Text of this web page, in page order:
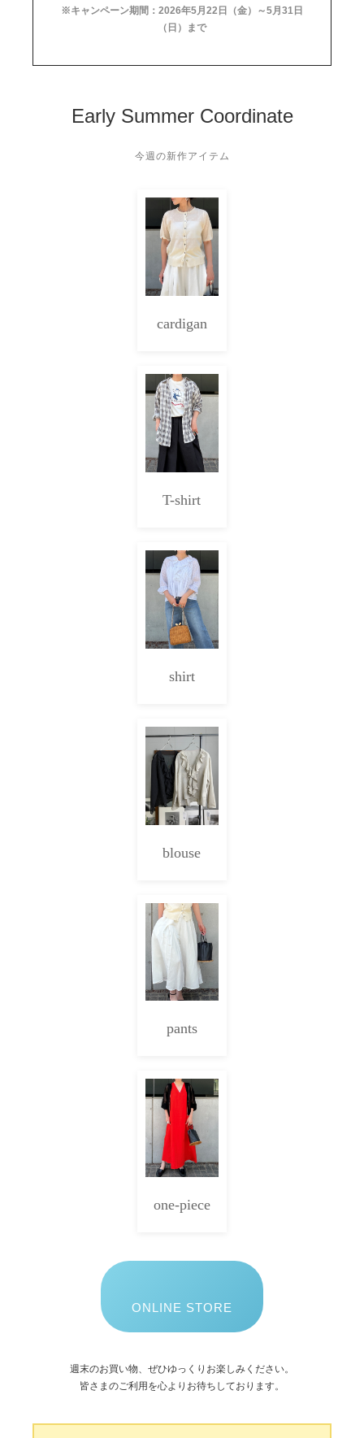
※キャンペーン期間：2026年5月22日（金）～5月31日
（日）まで
Early Summer Coordinate
今週の新作アイテム
cardigan
T-shirt
shirt
blouse
pants
one-piece
ONLINE STORE
週末のお買い物、ぜひゆっくりお楽しみください。
皆さまのご利用を心よりお待ちしております。